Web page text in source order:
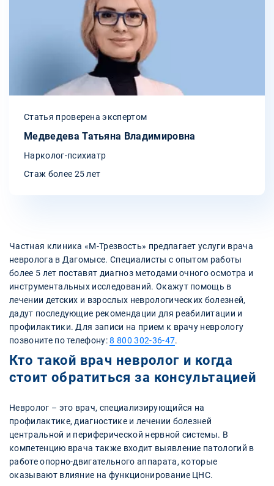
Статья проверена экспертом
Медведева Татьяна Владимировна
Нарколог-психиатр
Стаж более 25 лет
Частная клиника «М-Трезвость» предлагает услуги врача
невролога в Дагомысе. Специалисты с опытом работы
более 5 лет поставят диагноз методами очного осмотра и
инструментальных исследований. Окажут помощь в
лечении детских и взрослых неврологических болезней,
дадут последующие рекомендации для реабилитации и
профилактики. Для записи на прием к врачу неврологу
позвоните по телефону:8 800 302-36-47.
Кто такой врач невролог и когда
стоит обратиться за консультацией
Невролог – это врач, специализирующийся на
профилактике, диагностике и лечении болезней
центральной и периферической нервной системы. В
компетенцию врача также входит выявление патологий в
работе опорно-двигательного аппарата, которые
оказывают влияние на функционирование ЦНС.